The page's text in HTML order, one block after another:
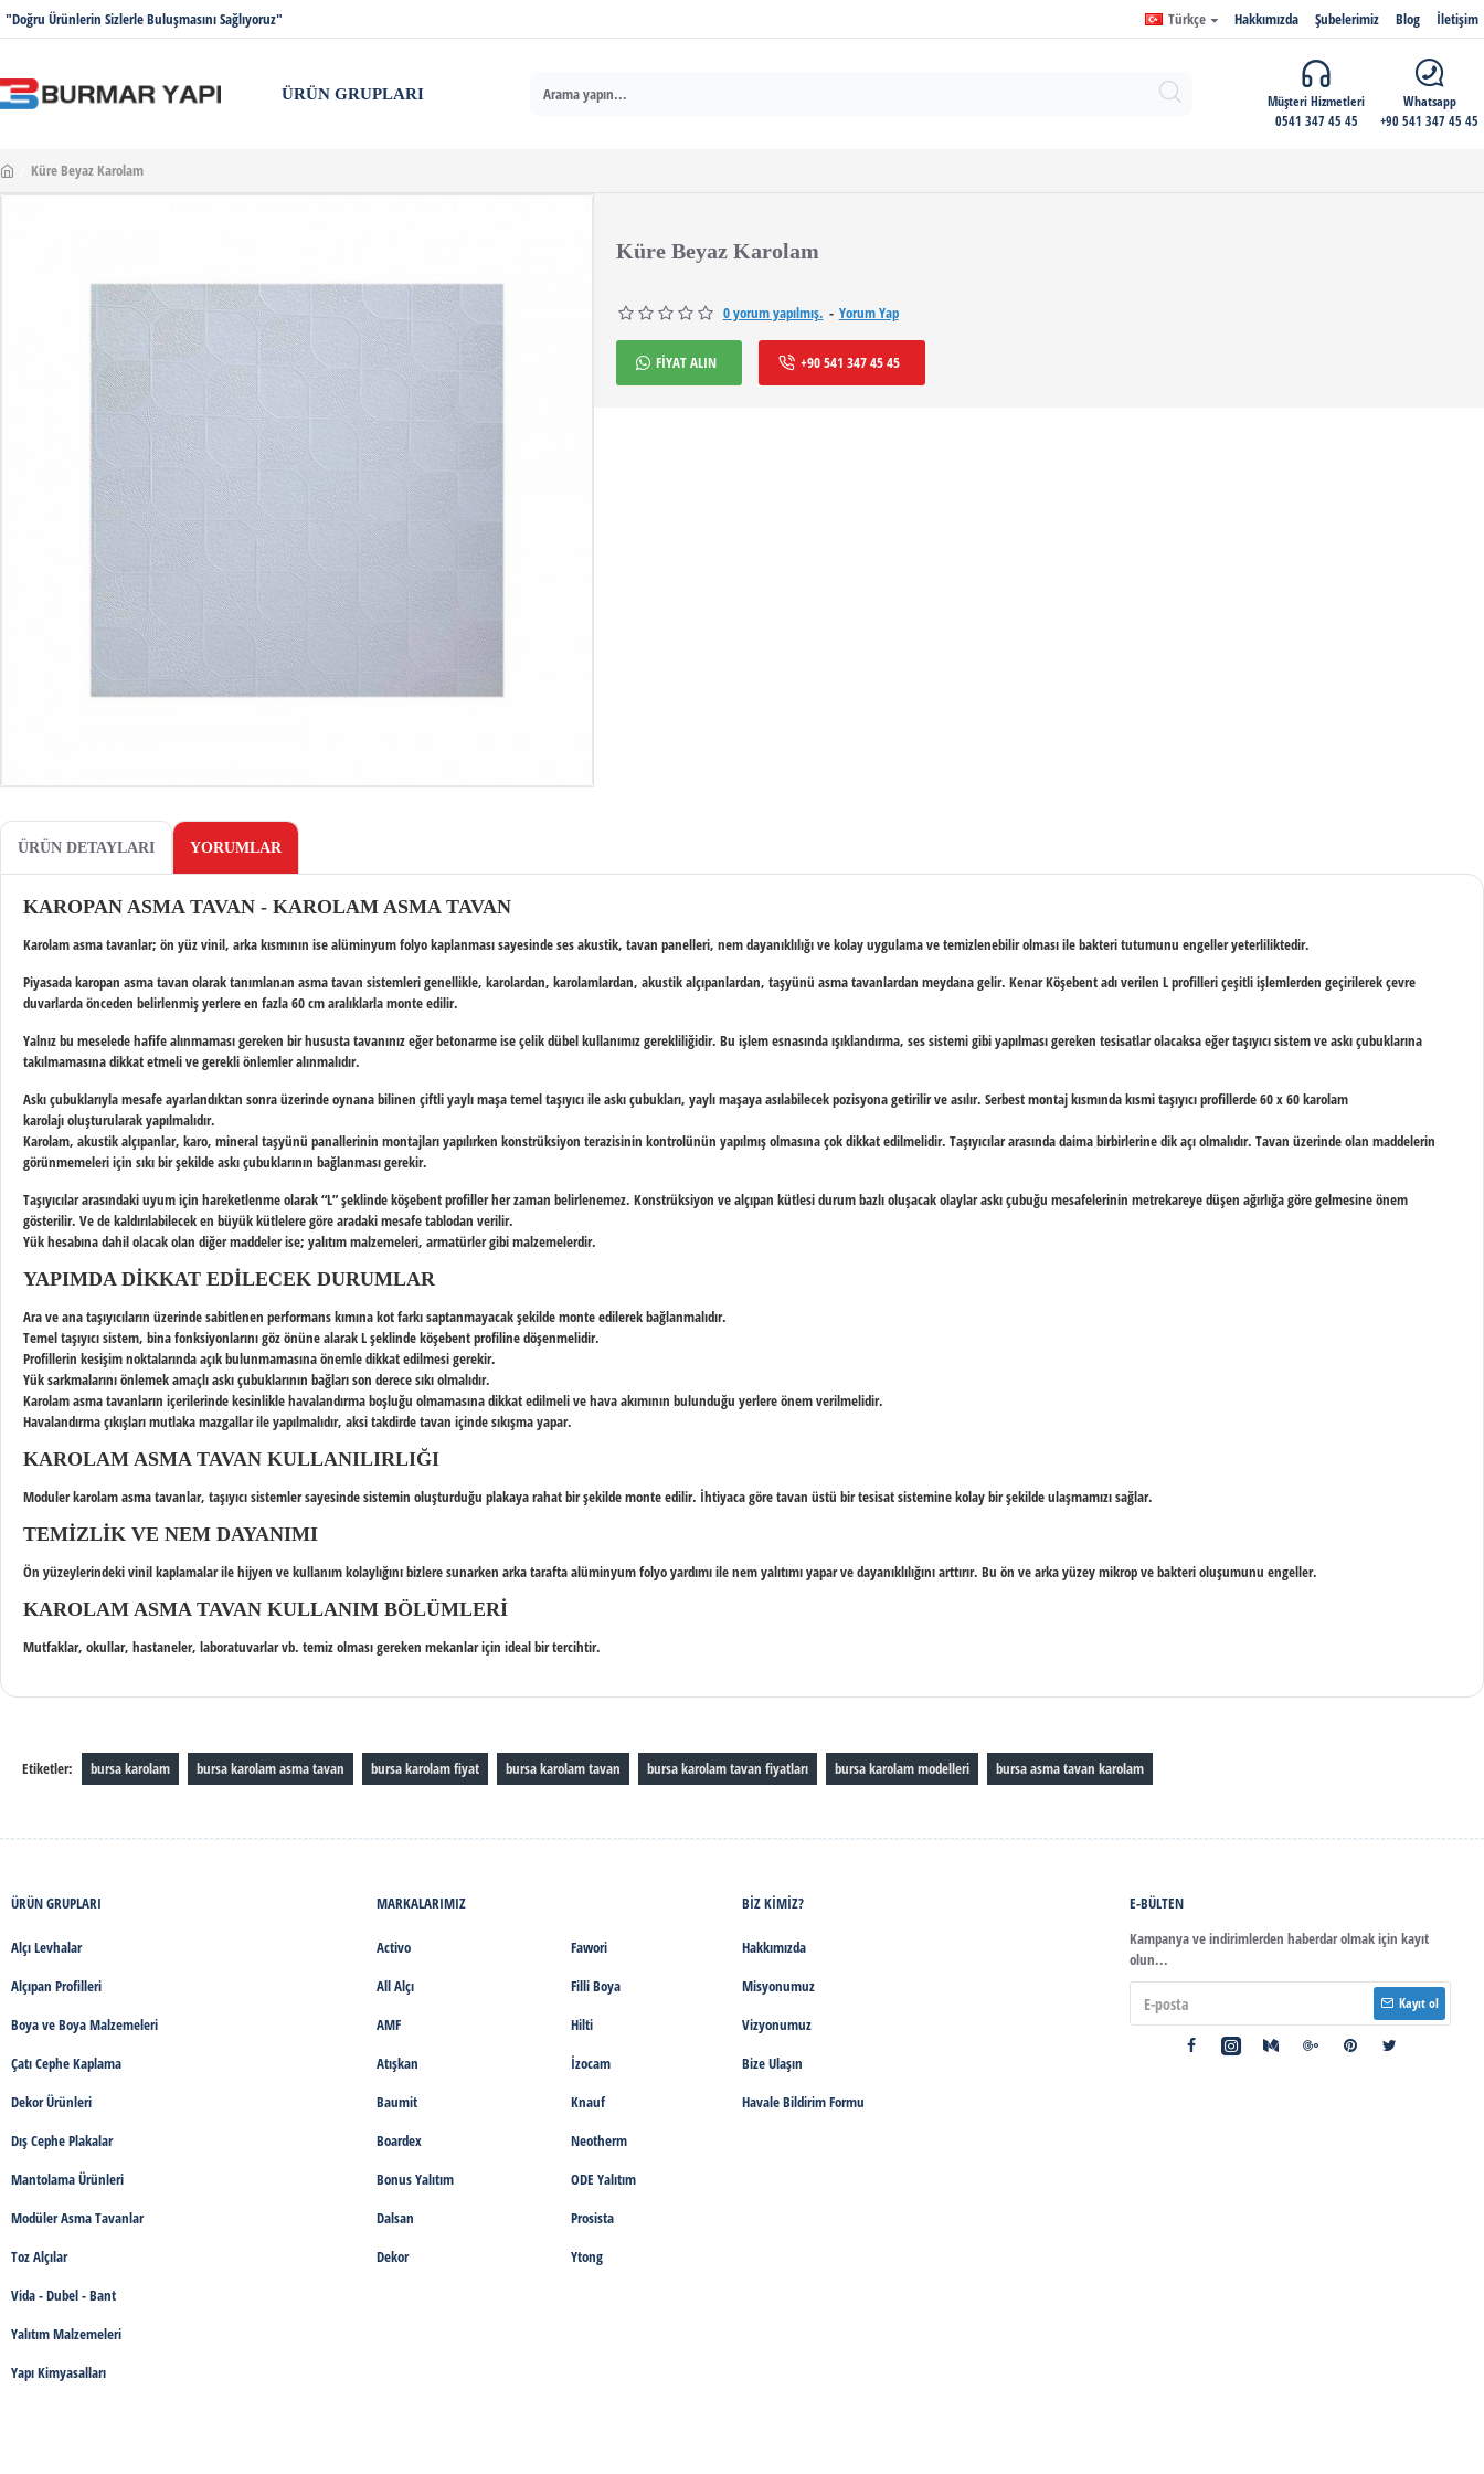
"Doğru Ürünlerin Sizlerle Buluşmasını Sağlıyoruz" Türkçe Hakkımızda Şubelerimiz Blog İletişim
ÜRÜN GRUPLARI
Müşteri Hizmetleri
0541 347 45 45
Whatsapp
+90 541 347 45 45
Küre Beyaz Karolam
Küre Beyaz Karolam
0 yorum yapılmış. - Yorum Yap
FİYAT ALIN +90 541 347 45 45
ÜRÜN DETAYLARI YORUMLAR
KAROPAN ASMA TAVAN - KAROLAM ASMA TAVAN
Karolam asma tavanlar; ön yüz vinil, arka kısmının ise alüminyum folyo kaplanması sayesinde ses akustik, tavan panelleri, nem dayanıklılığı ve kolay uygulama ve temizlenebilir olması ile bakteri tutumunu engeller yeterliliktedir.
Piyasadakaropan asma tavan olarak tanımlanan asma tavan sistemleri genellikle, karolardan, karolamlardan, akustik alçıpanlardan, taşyünü asma tavanlardan meydana gelir. Kenar Köşebent adı verilen L profilleri çeşitli işlemlerden geçirilerek çevre
duvarlarda önceden belirlenmiş yerlere en fazla 60 cm aralıklarla monte edilir.
Yalnız bu meselede hafife alınmaması gereken bir hususta tavanınız eğer betonarme ise çelik dübel kullanımız gerekliliğidir. Bu işlem esnasında ışıklandırma, ses sistemi gibi yapılması gereken tesisatlar olacaksa eğer taşıyıcı sistem ve askı çubuklarına
takılmamasına dikkat etmeli ve gerekli önlemler alınmalıdır.
Askı çubuklarıyla mesafe ayarlandıktan sonra üzerinde oynana bilinen çiftli yaylı maşa temel taşıyıcı ile askı çubukları, yaylı maşaya asılabilecek pozisyona getirilir ve asılır. Serbest montaj kısmında kısmi taşıyıcı profillerde60 x 60 karolam
karolajıoluşturularak yapılmalıdır.
Karolam, akustik alçıpanlar, karo, mineral taşyünü panallerinin montajları yapılırken konstrüksiyon terazisinin kontrolünün yapılmış olmasına çok dikkat edilmelidir. Taşıyıcılar arasında daima birbirlerine dik açı olmalıdır. Tavan üzerinde olan maddelerin
görünmemeleri için sıkı bir şekilde askı çubuklarının bağlanması gerekir.
Taşıyıcılar arasındaki uyum için hareketlenme olarak “L” şeklinde köşebent profiller her zaman belirlenemez. Konstrüksiyon ve alçıpan kütlesi durum bazlı oluşacak olaylar askı çubuğu mesafelerinin metrekareye düşen ağırlığa göre gelmesine önem
gösterilir. Ve de kaldırılabilecek en büyük kütlelere göre aradaki mesafe tablodan verilir.
Yük hesabına dahil olacak olan diğer maddeler ise; yalıtım malzemeleri, armatürler gibi malzemelerdir.
YAPIMDA DIKKAT EDILECEK DURUMLAR
Ara ve ana taşıyıcıların üzerinde sabitlenen performans kımına kot farkı saptanmayacak şekilde monte edilerek bağlanmalıdır.
Temel taşıyıcı sistem, bina fonksiyonlarını göz önüne alarak L şeklinde köşebent profiline döşenmelidir.
Profillerin kesişim noktalarında açık bulunmamasına önemle dikkat edilmesi gerekir.
Yük sarkmalarını önlemek amaçlı askı çubuklarının bağları son derece sıkı olmalıdır.
Karolam asma tavanların içerilerinde kesinlikle havalandırma boşluğu olmamasına dikkat edilmeli ve hava akımının bulunduğu yerlere önem verilmelidir.
Havalandırma çıkışları mutlaka mazgallar ile yapılmalıdır, aksi takdirde tavan içinde sıkışma yapar.
KAROLAM ASMA TAVAN KULLANILIRLIĞI
Modulerkarolam asma tavanlar, taşıyıcı sistemler sayesinde sistemin oluşturduğu plakaya rahat bir şekilde monte edilir. İhtiyaca göre tavan üstü bir tesisat sistemine kolay bir şekilde ulaşmamızı sağlar.
TEMIZLIK VE NEM DAYANIMI
Ön yüzeylerindeki vinil kaplamalar ile hijyen ve kullanım kolaylığını bizlere sunarken arka tarafta alüminyum folyo yardımı ile nem yalıtımı yapar ve dayanıklılığını arttırır. Bu ön ve arka yüzey mikrop ve bakteri oluşumunu engeller.
KAROLAM ASMA TAVAN KULLANIM BÖLÜMLERI
Mutfaklar, okullar, hastaneler, laboratuvarlar vb. temiz olması gereken mekanlar için ideal bir tercihtir.
Etiketler: bursa karolam bursa karolam asma tavan bursa karolam fiyat bursa karolam tavan bursa karolam tavan fiyatları bursa karolam modelleri bursa asma tavan karolam
ÜRÜN GRUPLARI
Alçı Levhalar
Alçıpan Profilleri
Boya ve Boya Malzemeleri
Çatı Cephe Kaplama
Dekor Ürünleri
Dış Cephe Plakalar
Mantolama Ürünleri
Modüler Asma Tavanlar
Toz Alçılar
Vida - Dubel - Bant
Yalıtım Malzemeleri
Yapı Kimyasalları
MARKALARIMIZ
Activo
All Alçı
AMF
Atışkan
Baumit
Boardex
Bonus Yalıtım
Dalsan
Dekor
Fawori
Filli Boya
Hilti
İzocam
Knauf
Neotherm
ODE Yalıtım
Prosista
Ytong
BIZ KIMIZ?
Hakkımızda
Misyonumuz
Vizyonumuz
Bize Ulaşın
Havale Bildirim Formu
E-BÜLTEN
Kampanya ve indirimlerden haberdar olmak için kayıt
olun...
Kayıt ol